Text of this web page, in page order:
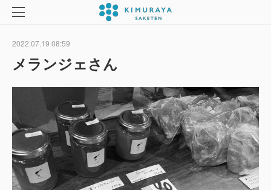
2022.07.19 08:59
メランジェさん